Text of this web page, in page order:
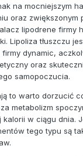
na mocniejszym
oraz zwiększonym
lipodrene firmy
Lipoliza tłuszczu
dynamic,
oraz
samopoczucia.
to warto dorzucić
metabolizm
w ciągu dnia.
tego typu są